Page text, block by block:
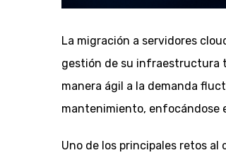
La migración a servidores
gestión de su infraestructura
manera ágil a la demanda
mantenimiento, enfocándose
Uno de los principales retos